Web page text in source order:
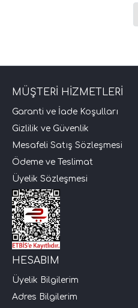
Modelleri
Setleri)
MÜŞTERİ HİZMETLERİ
Garanti ve İade Koşulları
Gizlilik ve Güvenlik
Mesafeli Satış Sözleşmesi
Ödeme ve Teslimat
Üyelik Sözleşmesi
HESABIM
Üyelik Bilgilerim
Adres Bilgilerim